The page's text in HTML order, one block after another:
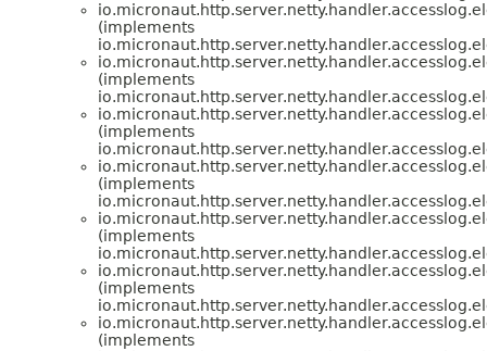
(implements
(implements
(implements
(implements
(implements
(implements
(implements